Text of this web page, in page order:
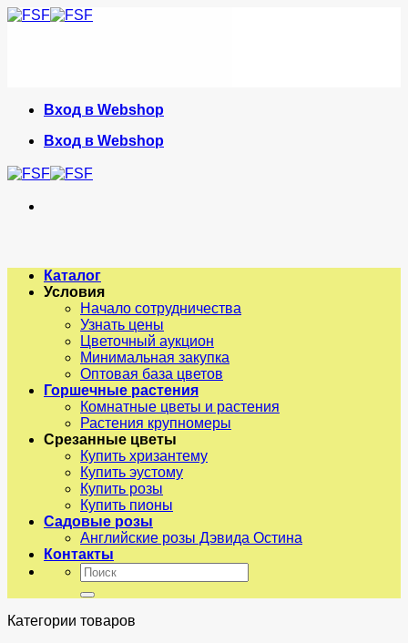
Skip
Вход в Webshop
Вход в Webshop
Каталог
Условия
Начало сотрудничества
Узнать цены
Цветочный аукцион
Минимальная закупка
Оптовая база цветов
Горшечные растения
Комнатные цветы и растения
Растения крупномеры
Срезанные цветы
Купить хризантему
Купить эустому
Купить розы
Купить пионы
Садовые розы
Английские розы Дэвида Остина
Контакты
Искать:
Категории товаров